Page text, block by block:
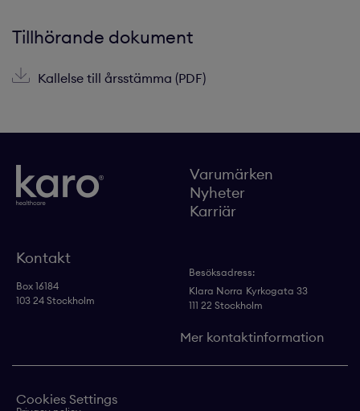
Tillhörande dokument
Kallelse till årsstämma (PDF)
Varumärken
Nyheter
Karriär
Kontakt
Box 16184
103 24 Stockholm
Besöksadress:
Klara Norra Kyrkogata 33
111 22 Stockholm
Mer kontaktinformation
Cookies Settings